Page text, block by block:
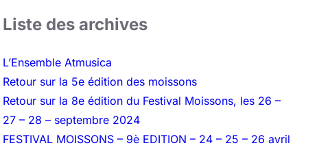
Liste des archives
L’Ensemble Atmusica
Retour sur la 5e édition des moissons
Retour sur la 8e édition du Festival Moissons, les 26 –
27 – 28 – septembre 2024
FESTIVAL MOISSONS – 9è EDITION – 24 – 25 – 26 avril